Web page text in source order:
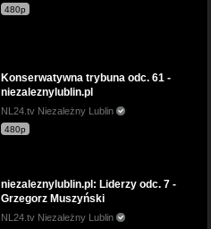
480p
Konserwatywna trybuna odc. 61 -
niezaleznylublin.pl
NL24.tv Niezależny Lublin
480p
niezaleznylublin.pl: Liderzy odc. 7 -
Grzegorz Muszyński
NL24.tv Niezależny Lublin